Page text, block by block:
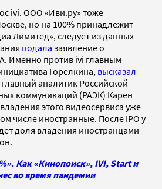
ivi. ООО «Иви.ру» тоже
но на 100% принадлежит
Лимитед», следует из данных
подала заявление о
Именно против ivi главным
Горелкина, высказал
аналитик Российской
коммуникаций (РАЭК) Карен
этого видеосервиса уже
числе иностранные. После IPO у
доля владения иностранцами
Как «Кинопоиск», IVI, Start и
во время пандемии